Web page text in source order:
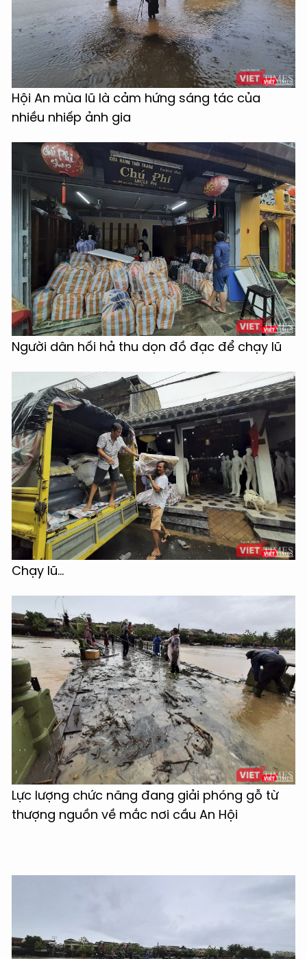
Hội An mùa lũ là cảm hứng sáng tác của
nhiều nhiếp ảnh gia
Người dân hối hả thu dọn đồ đạc để chạy lũ
Chạy lũ...
Lực lượng chức năng đang giải phóng gỗ từ
thượng nguồn về mắc nơi cầu An Hội